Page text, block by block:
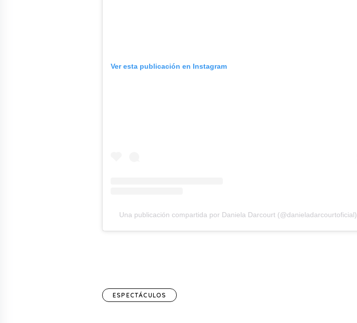
Ver esta publicación en Instagram
Una publicación compartida por Daniela Darcourt (@danieladarcourtoficial)
ESPECTÁCULOS